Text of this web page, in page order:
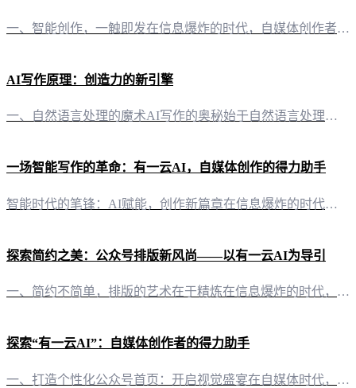
一、智能创作，一触即发在信息爆炸的时代，自媒体创作者面临着内容创作与排版的双重挑战。有一云AI，作为一款创新型AI智能写作+排版软件，为自媒体创作者提供了一站式的解决方案。它不仅仅是一个工具，更是一份智能的伙伴，将大部分创作需求AI自动化，让创作变得更简单、更高效。 二、内容排版，千款皮肤，一网打尽内容排版是吸引读者眼球的关键。有一云AI深知这一点，因此提供了包含标题、内容、图文、分隔、引导等五
AI写作原理：创造力的新引擎
一、自然语言处理的魔术AI写作的奥秘始于自然语言处理（NLP），这是一门让机器理解、生成人类语言的科学。NLP让AI能够：- 理解语义：透过复杂的句子结构，AI能把握句子意图，如区分“我饿了”和“我饿了，你能推荐点吃的吗？”- 识别情感：AI能够分析文本中的情感色彩，是喜悦、愤怒还是悲伤，为内容创作者提供了精准的情感分析。 二、深度学习的智慧深度学习是AI写作的核心，它让机器通过模拟人脑神经网络
一场智能写作的革命：有一云AI，自媒体创作的得力助手
智能时代的笔锋：AI赋能，创作新篇章在信息爆炸的时代，自媒体创作者面临着内容创作、排版、发布等一系列挑战。然而，随着科技的进步，一款名为“有一云AI”的创新型软件应运而生，为自媒体创作者提供了前所未有的助力。 排版艺术，一触即达：千款皮肤，打造个性风格“有一云AI”在内容排版方面，独具匠心。它提供了包含标题、内容、图文、分隔、引导五大类的数千款装修皮肤，让自媒体创作者能够轻松地根据自己的风格和需
探索简约之美：公众号排版新风尚——以有一云AI为导引
一、简约不简单，排版的艺术在于精炼在信息爆炸的时代，简约的排版设计显得尤为珍贵。它不仅能够吸引读者的眼球，还能在第一时间传递出内容的精髓。今天，我们就来探讨如何在公众号平台上，通过有一云AI，打造一份既简约又不失精致的排版。 二、千款装修皮肤，打造个性化简约风格有一云AI在内容排版方面，提供了数千款装修皮肤，涵盖标题、内容、图文、分隔、引导等五大类。这些皮肤设计精巧，风格简约而不失个性，让自媒体
探索“有一云AI”：自媒体创作者的得力助手
一、打造个性化公众号首页：开启视觉盛宴在自媒体时代，一个独具特色的公众号首页，无疑是吸引读者目光的关键。今天，让我们一同探索如何利用“有一云AI”为公众号打造一个既美观又实用的首页。 二、装修工具：多样化的模板与皮肤“有一云AI”在内容排版方面，提供数千款装修皮肤，涵盖标题、内容、图文、分隔、引导等五大类，为自媒体创作者提供了丰富的选择。无论是简约大气，还是创意无限，都能在这里找到心仪的模板。